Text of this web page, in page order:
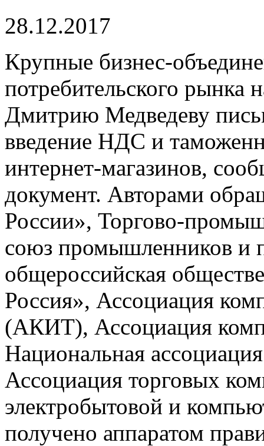
28.12.2017
Крупные бизнес-
потребительского рынка
Дмитрию Медведеву
введение НДС и
интернет-магазинов,
документ. Авторами
России», Торгово-
союз промышленников и
общероссийская
Россия», Ассоциация
(АКИТ), Ассоциация
Национальная
Ассоциация торговых
электробытовой и
получено аппаратом